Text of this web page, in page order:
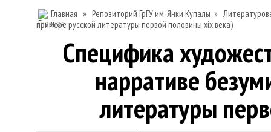
Главная » Репозиторий ГрГУ им. Янки Купалы »
примере русской литературы первой половины xix века)
Специфика
нарративе
литературы